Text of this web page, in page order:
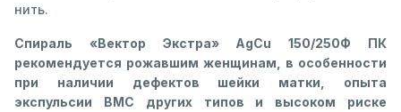
нить.
Спираль «Вектор Экстра» AgCu 150/250Ф ПК
рекомендуется рожавшим женщинам, в особенности
при наличии дефектов шейки матки, опыта
экспульсии ВМС других типов и высоком риске